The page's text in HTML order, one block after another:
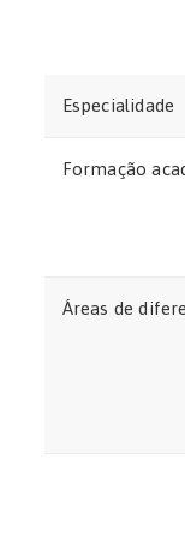
Especialidade
Formação
Áreas de